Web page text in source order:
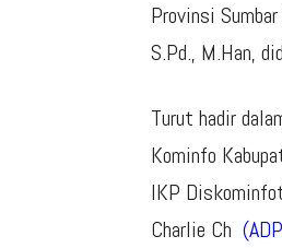
Provinsi
S.Pd., M.Han,
Turut hadir
Kominfo
IKP
Charlie Ch